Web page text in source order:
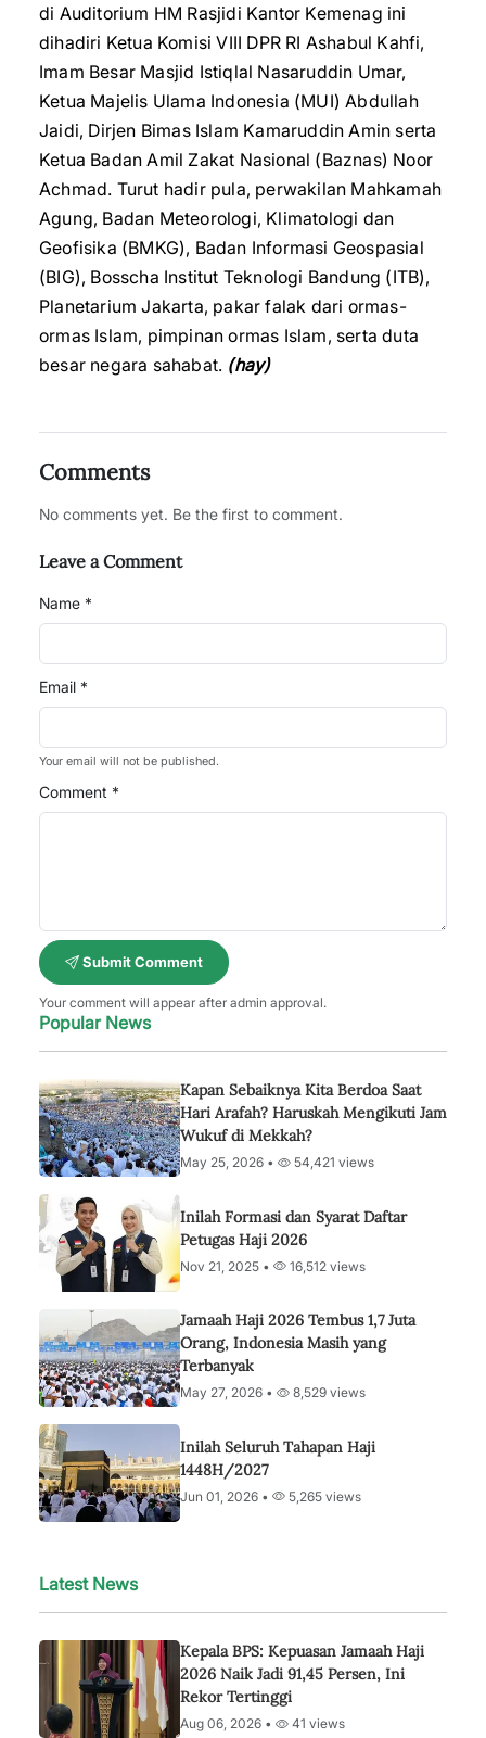
di Auditorium HM Rasjidi Kantor Kemenag ini
dihadiri Ketua Komisi VIII DPR RI Ashabul Kahfi,
Imam Besar Masjid Istiqlal Nasaruddin Umar,
Ketua Majelis Ulama Indonesia (MUI) Abdullah
Jaidi, Dirjen Bimas Islam Kamaruddin Amin serta
Ketua Badan Amil Zakat Nasional (Baznas) Noor
Achmad. Turut hadir pula, perwakilan Mahkamah
Agung, Badan Meteorologi, Klimatologi dan
Geofisika (BMKG), Badan Informasi Geospasial
(BIG), Bosscha Institut Teknologi Bandung (ITB),
Planetarium Jakarta, pakar falak dari ormas-
ormas Islam, pimpinan ormas Islam, serta duta
besar negara sahabat. (hay)
Comments
No comments yet. Be the first to comment.
Leave a Comment
Name *
Email *
Your email will not be published.
Comment *
Submit Comment
Your comment will appear after admin approval.
Popular News
Kapan Sebaiknya Kita Berdoa Saat
Hari Arafah? Haruskah Mengikuti Jam
Wukuf di Mekkah?
May 25, 2026 • 54,421 views
Inilah Formasi dan Syarat Daftar
Petugas Haji 2026
Nov 21, 2025 • 16,512 views
Jamaah Haji 2026 Tembus 1,7 Juta
Orang, Indonesia Masih yang
Terbanyak
May 27, 2026 • 8,529 views
Inilah Seluruh Tahapan Haji
1448H/2027
Jun 01, 2026 • 5,265 views
Latest News
Kepala BPS: Kepuasan Jamaah Haji
2026 Naik Jadi 91,45 Persen, Ini
Rekor Tertinggi
Aug 06, 2026 • 41 views